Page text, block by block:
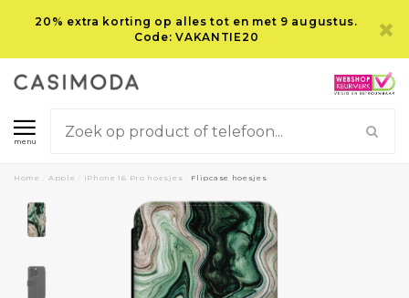
20% extra korting op alles tot en met 9 augustus.
Code: VAKANTIE20
menu
Home Apple iPhone 16 Pro hoesjes Flipcase hoesjes